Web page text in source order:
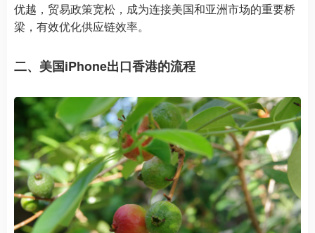
优越，贸易政策宽松，成为连接美国和亚洲市场的重要桥
梁，有效优化供应链效率。
二、美国iPhone出口香港的流程